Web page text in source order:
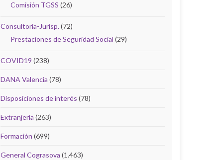
Comisión TGSS (26)
Consultoría-Jurisp.(72)
Prestaciones de Seguridad Social (29)
COVID19 (238)
DANA Valencia (78)
Disposiciones de interés (78)
Extranjería (263)
Formación (699)
General Cograsova (1.463)